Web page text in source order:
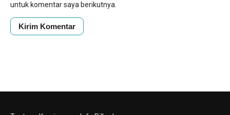
untuk komentar saya berikutnya.